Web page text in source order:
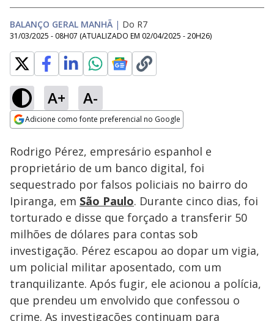
BALANÇO GERAL MANHÃ | Do R7
31/03/2025 - 08H07 (ATUALIZADO EM 02/04/2025 - 20H26)
A+ A-
Adicione como fonte preferencial no Google
Ativar
Loaded
26.46%
Rodrigo Pérez, empresário espanhol e
proprietário de um banco digital, foi
sequestrado por falsos policiais no bairro do
Ipiranga, em São Paulo. Durante cinco dias, foi
torturado e disse que forçado a transferir 50
milhões de dólares para contas sob
investigação. Pérez escapou ao dopar um vigia,
um policial militar aposentado, com um
tranquilizante. Após fugir, ele acionou a polícia,
que prendeu um envolvido que confessou o
crime. As investigações continuam para